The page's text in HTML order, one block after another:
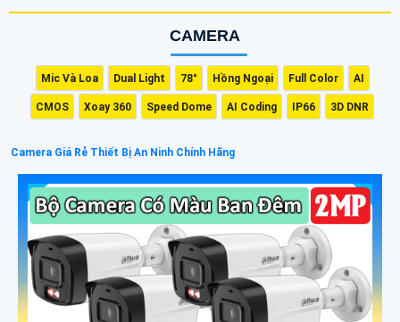
CAMERA
Mic Và Loa Dual Light 78° Hồng Ngoại Full Color AI
CMOS Xoay 360 Speed Dome AI Coding IP66 3D DNR
Camera Giá Rẻ Thiết Bị An Ninh Chính Hãng